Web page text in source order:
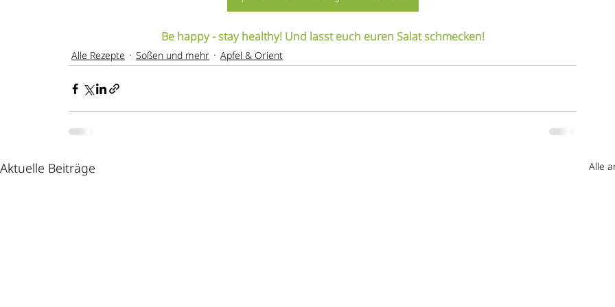
Be happy - stay healthy! Und lasst euch euren Salat schmecken!
Alle Rezepte Soßen und mehr Apfel & Orient
Aktuelle Beiträge Alle